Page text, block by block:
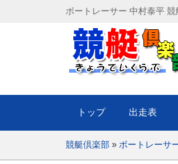
ボートレーサー 中村泰平
トップ 出走表
競艇倶楽部 » ボートレーサ